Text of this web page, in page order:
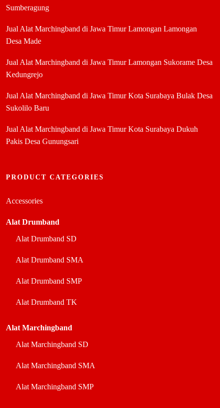
Sumberagung
Jual Alat Marchingband di Jawa Timur Lamongan Lamongan
Desa Made
Jual Alat Marchingband di Jawa Timur Lamongan Sukorame Desa
Kedungrejo
Jual Alat Marchingband di Jawa Timur Kota Surabaya Bulak Desa
Sukolilo Baru
Jual Alat Marchingband di Jawa Timur Kota Surabaya Dukuh
Pakis Desa Gunungsari
PRODUCT CATEGORIES
Accessories
Alat Drumband
Alat Drumband SD
Alat Drumband SMA
Alat Drumband SMP
Alat Drumband TK
Alat Marchingband
Alat Marchingband SD
Alat Marchingband SMA
Alat Marchingband SMP